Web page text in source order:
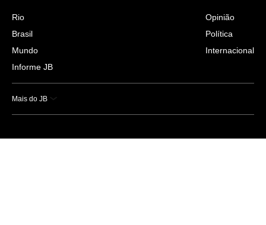
Rio
Brasil
Mundo
Informe JB
Opinião
Política
Internacional
Mais do JB
Esportes